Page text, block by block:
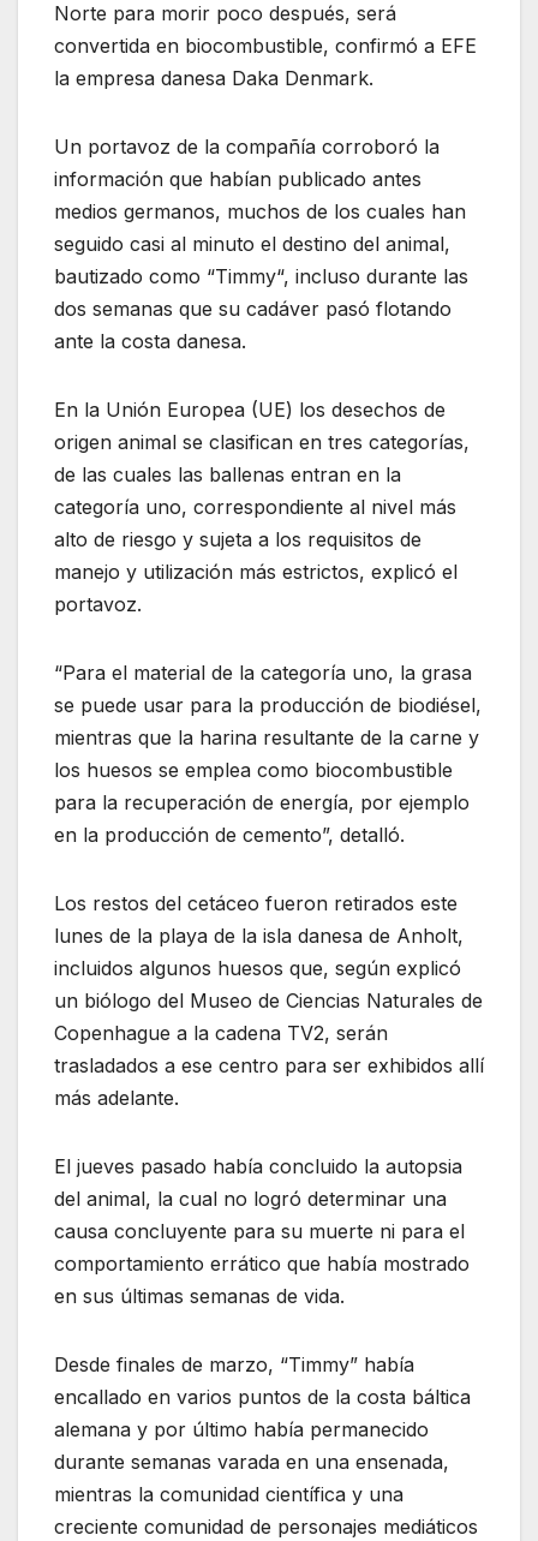
Norte para morir poco después, será
convertida en biocombustible, confirmó a EFE
la empresa danesa Daka Denmark.
Un portavoz de la compañía corroboró la
información que habían publicado antes
medios germanos, muchos de los cuales han
seguido casi al minuto el destino del animal,
bautizado como “Timmy“, incluso durante las
dos semanas que su cadáver pasó flotando
ante la costa danesa.
En la Unión Europea (UE) los desechos de
origen animal se clasifican en tres categorías,
de las cuales las ballenas entran en la
categoría uno, correspondiente al nivel más
alto de riesgo y sujeta a los requisitos de
manejo y utilización más estrictos, explicó el
portavoz.
“Para el material de la categoría uno, la grasa
se puede usar para la producción de biodiésel,
mientras que la harina resultante de la carne y
los huesos se emplea como biocombustible
para la recuperación de energía, por ejemplo
en la producción de cemento”, detalló.
Los restos del cetáceo fueron retirados este
lunes de la playa de la isla danesa de Anholt,
incluidos algunos huesos que, según explicó
un biólogo del Museo de Ciencias Naturales de
Copenhague a la cadena TV2, serán
trasladados a ese centro para ser exhibidos allí
más adelante.
El jueves pasado había concluido la autopsia
del animal, la cual no logró determinar una
causa concluyente para su muerte ni para el
comportamiento errático que había mostrado
en sus últimas semanas de vida.
Desde finales de marzo, “Timmy” había
encallado en varios puntos de la costa báltica
alemana y por último había permanecido
durante semanas varada en una ensenada,
mientras la comunidad científica y una
creciente comunidad de personajes mediáticos